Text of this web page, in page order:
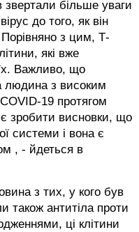
звертали більше уваги
до того, як він
Порівняно з цим, Т-
які вже
їх. Важливо, що
людина з високим
19 протягом
зробити висновки, що
системи і вона є
, - йдеться в
з тих, у кого був
також антитіла проти
ці клітини